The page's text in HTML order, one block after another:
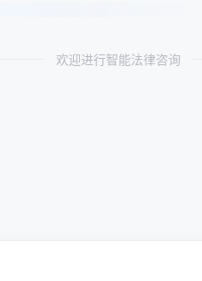
欢迎进行智能法律咨询